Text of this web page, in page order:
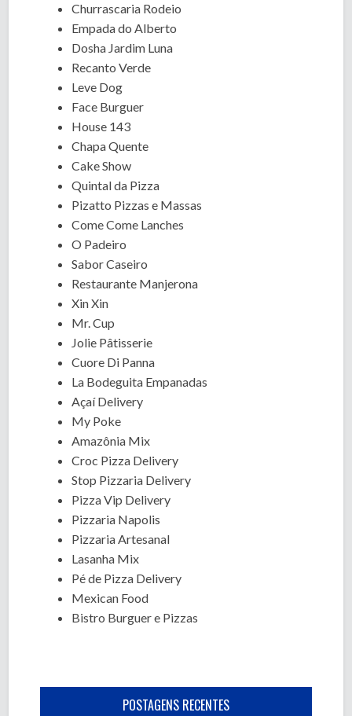
Churrascaria Rodeio
Empada do Alberto
Dosha Jardim Luna
Recanto Verde
Leve Dog
Face Burguer
House 143
Chapa Quente
Cake Show
Quintal da Pizza
Pizatto Pizzas e Massas
Come Come Lanches
O Padeiro
Sabor Caseiro
Restaurante Manjerona
Xin Xin
Mr. Cup
Jolie Pâtisserie
Cuore Di Panna
La Bodeguita Empanadas
Açaí Delivery
My Poke
Amazônia Mix
Croc Pizza Delivery
Stop Pizzaria Delivery
Pizza Vip Delivery
Pizzaria Napolis
Pizzaria Artesanal
Lasanha Mix
Pé de Pizza Delivery
Mexican Food
Bistro Burguer e Pizzas
POSTAGENS RECENTES